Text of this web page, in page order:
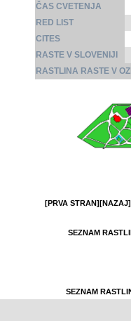
ČAS CVETENJA
RED LIST
CITES
RASTE V SLOVENIJI
RASTLINA RASTE V
[PRVA STRAN][NAZAJ]
SEZNAM
SEZNAM